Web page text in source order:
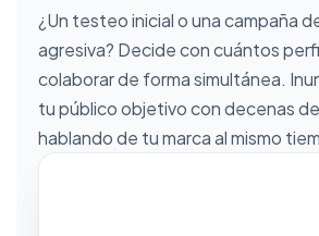
¿Un testeo inicial o una campaña
agresiva? Decide con cuántos
colaborar de forma simultánea.
tu público objetivo con decenas
hablando de tu marca al mismo